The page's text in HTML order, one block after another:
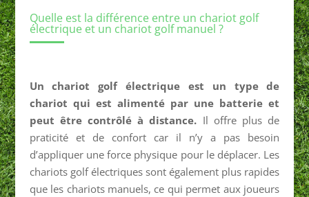
Quelle est la différence entre un chariot golf
électrique et un chariot golf manuel ?
Un chariot golf électrique est un type de
chariot qui est alimenté par une batterie et
peut être contrôlé à distance. Il offre plus de
praticité et de confort car il n’y a pas besoin
d’appliquer une force physique pour le déplacer. Les
chariots golf électriques sont également plus rapides
que les chariots manuels, ce qui permet aux joueurs